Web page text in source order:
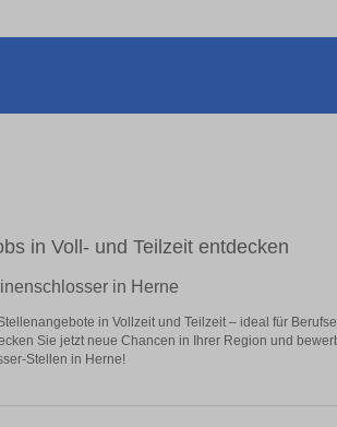
in Voll- und Teilzeit entdecken
in Herne
in Vollzeit und Teilzeit – ideal für
Sie jetzt neue Chancen in Ihrer Region und
Stellen in Herne!